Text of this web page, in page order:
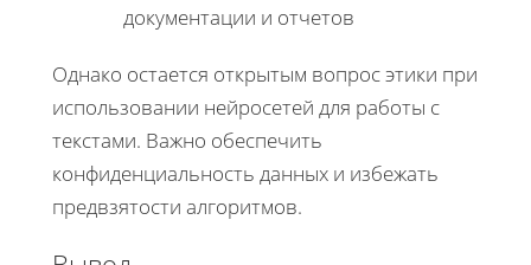
документации и отчетов
Однако остается открытым вопрос этики при
использовании нейросетей для работы с
текстами. Важно обеспечить
конфиденциальность данных и избежать
предвзятости алгоритмов.